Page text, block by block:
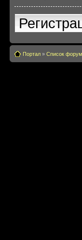
Портал » Список